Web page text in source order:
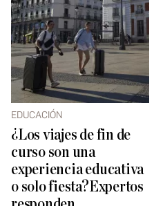
EDUCACIÓN
¿Los viajes de fin de
curso son una
experiencia educativa
o solo fiesta?Expertos